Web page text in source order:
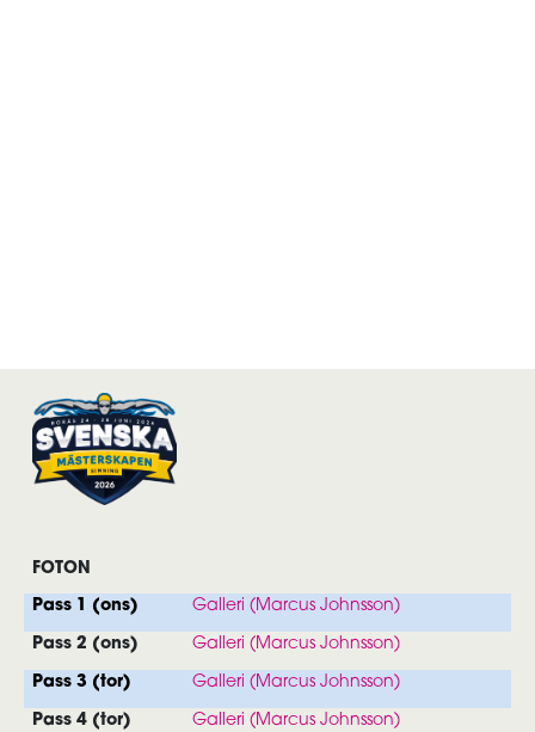
FOTON
Pass 1 (ons) Galleri (Marcus Johnsson)
Pass 2 (ons) Galleri (Marcus Johnsson)
Pass 3 (tor) Galleri (Marcus Johnsson)
Pass 4 (tor) Galleri (Marcus Johnsson)